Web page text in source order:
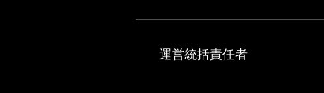
運営統括責任者